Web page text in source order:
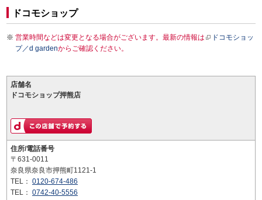
ドコモショップ
営業時間などは変更となる場合がございます。最新の情報は
ドコモショッ
プ／d gardenからご確認ください。
店舗名
ドコモショップ押熊店
住所/電話番号
〒631-0011
奈良県奈良市押熊町1121-1
TEL： 0120-674-486
TEL： 0742-40-5556